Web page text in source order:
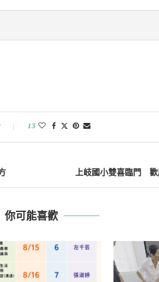
13
上岐國小雙喜臨門 歡
你可能喜歡